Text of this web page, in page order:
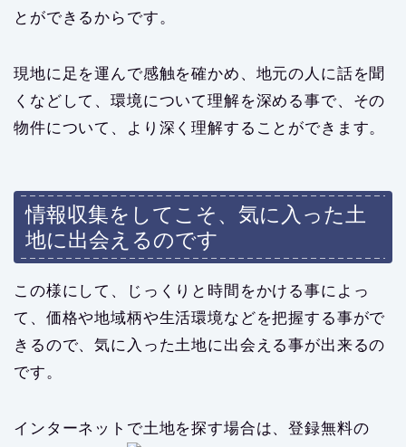
とができるからです。
現地に足を運んで感触を確かめ、地元の人に話を聞
くなどして、環境について理解を深める事で、その
物件について、より深く理解することができます。
情報収集をしてこそ、気に入った土
地に出会えるのです
この様にして、じっくりと時間をかける事によっ
て、価格や地域柄や生活環境などを把握する事がで
きるので、気に入った土地に出会える事が出来るの
です。
インターネットで土地を探す場合は、登録無料の